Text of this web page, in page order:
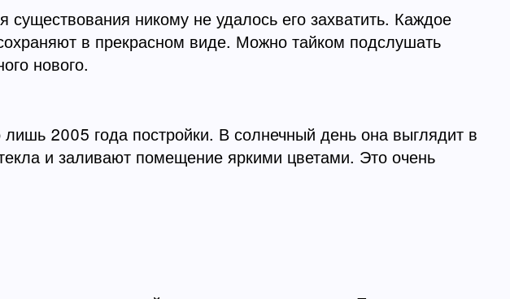
никому не удалось его захватить. Каждое
в прекрасном виде. Можно тайком подслушать
нового.
2005 года постройки. В солнечный день она выглядит в
и заливают помещение яркими цветами. Это очень